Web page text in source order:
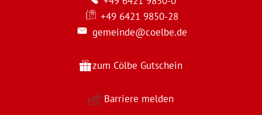
+49 6421 9850-28
gemeinde@coelbe.de
zum Cölbe Gutschein
Barriere melden